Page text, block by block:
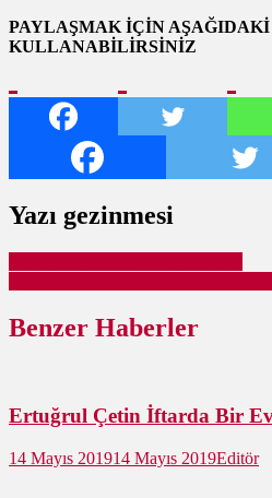
PAYLAŞMAK İÇİN
KULLANABİLİRSİNİZ
Yazı gezinmesi
Benzer Haberler
Ertuğrul Çetin İftarda Bir
14 Mayıs 201914 Mayıs 2019Editör